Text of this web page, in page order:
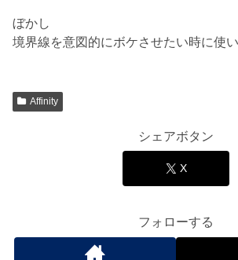
ぼかし
境界線を意図的にボケさせたい時に使い
Affinity
シェアボタン
X
フォローする